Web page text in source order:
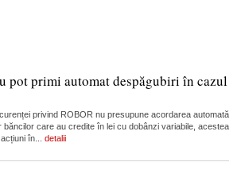
pot primi automat despăgubiri în cazul
privind ROBOR nu presupune acordarea automată
băncilor care au credite în lei cu dobânzi variabile, acestea
în... detalii